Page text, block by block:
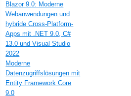
Blazor 9.0: Moderne
Webanwendungen und
hybride Cross-Platform-
Apps mit .NET 9.0, C#
13.0 und Visual Studio
2022
Moderne
Datenzugriffslösungen mit
Entity Framework Core
9.0